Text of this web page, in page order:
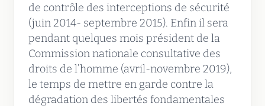
de contrôle des interceptions de sécurité
(juin 2014- septembre 2015). Enfin il sera
pendant quelques mois président de la
Commission nationale consultative des
droits de l’homme (avril-novembre 2019),
le temps de mettre en garde contre la
dégradation des libertés fondamentales